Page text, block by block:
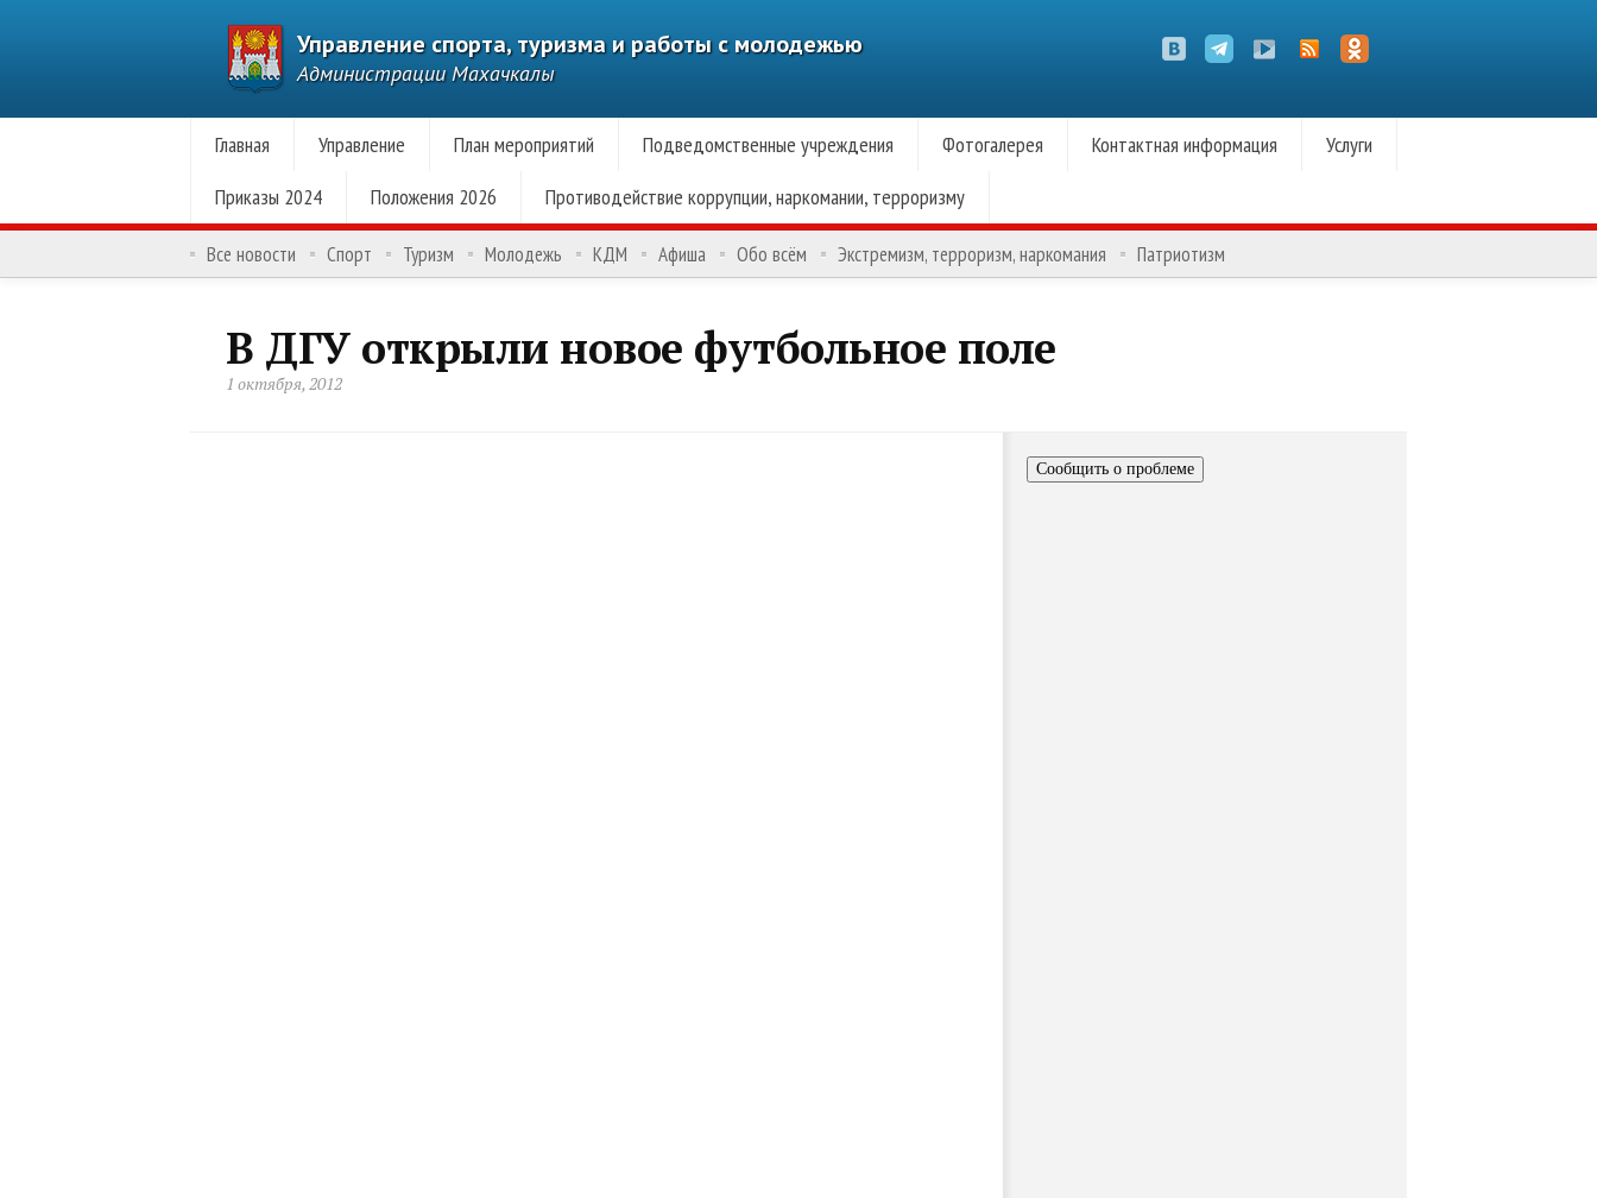
Управление спорта, туризма и работы с молодежью
Администрации Махачкалы
Главная Управление План мероприятий Подведомственные учреждения Фотогалерея Контактная информация
Услуги
Приказы 2024
Положения 2026 Противодействие коррупции, наркомании, терроризму
Все новости Спорт Туризм Молодежь КДМ Афиша Обо всём Экстремизм, терроризм, наркомания Патриотизм
В ДГУ открыли новое футбольное поле
1 октября, 2012
Сообщить о проблеме